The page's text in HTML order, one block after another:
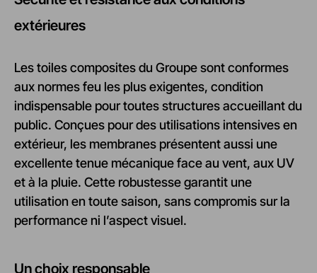
extérieures
Les toiles composites du Groupe sont conformes
aux normes feu les plus exigentes, condition
indispensable pour toutes structures accueillant du
public. Conçues pour des utilisations intensives en
extérieur, les membranes présentent aussi une
excellente tenue mécanique face au vent, aux UV
et à la pluie. Cette robustesse garantit une
utilisation en toute saison, sans compromis sur la
performance ni l’aspect visuel.
Un choix responsable